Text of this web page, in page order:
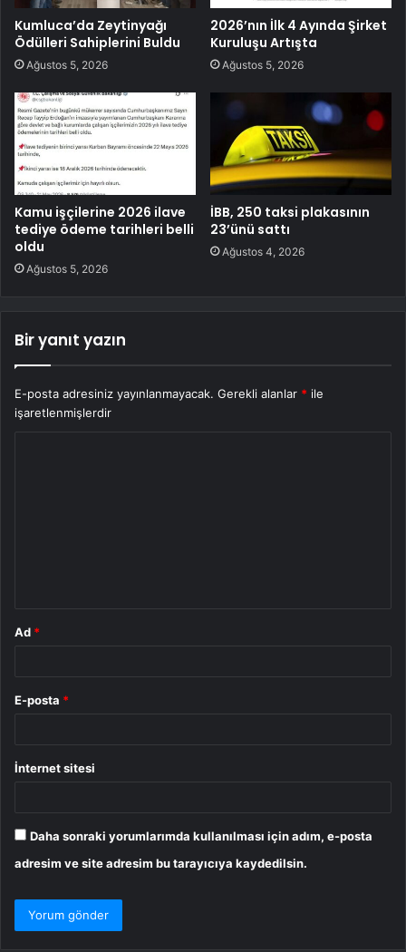
Kumluca’da Zeytinyağı
Ödülleri Sahiplerini Buldu
Ağustos 5, 2026
2026’nın İlk 4 Ayında Şirket
Kuruluşu Artışta
Ağustos 5, 2026
Kamu işçilerine 2026 ilave
tediye ödeme tarihleri belli
oldu
Ağustos 5, 2026
İBB, 250 taksi plakasının
23’ünü sattı
Ağustos 4, 2026
Bir yanıt yazın
E-posta adresiniz yayınlanmayacak. Gerekli alanlar * ile
işaretlenmişlerdir
Ad *
E-posta *
İnternet sitesi
Daha sonraki yorumlarımda kullanılması için adım, e-posta
adresim ve site adresim bu tarayıcıya kaydedilsin.